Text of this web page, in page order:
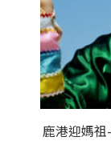
鹿港迎媽